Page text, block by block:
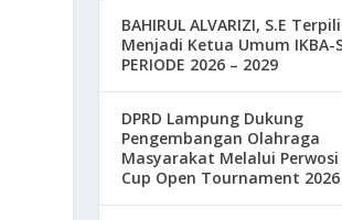
BAHIRUL ALVARIZI, S.E
Menjadi Ketua Umum IKBA-
PERIODE 2026 – 2029
DPRD Lampung Dukung
Pengembangan Olahraga
Masyarakat Melalui Perwosi
Cup Open Tournament 2026